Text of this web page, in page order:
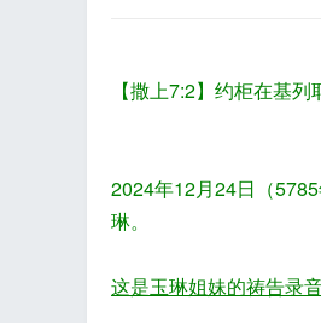
【撒上7:2】约柜在基
2024年12月24日（
琳。
这是玉琳姐妹的祷告录